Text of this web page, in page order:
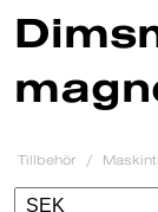
Tillbehör